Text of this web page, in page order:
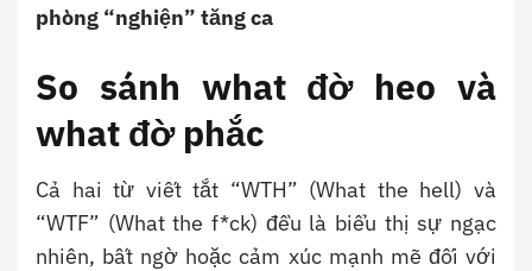
phòng “nghiện” tăng ca
So sánh what đờ heo và
what đờ phắc
Cả hai từ viết tắt “WTH” (What the hell) và
“WTF” (What the f*ck) đều là biểu thị sự ngạc
nhiên, bất ngờ hoặc cảm xúc mạnh mẽ đối với